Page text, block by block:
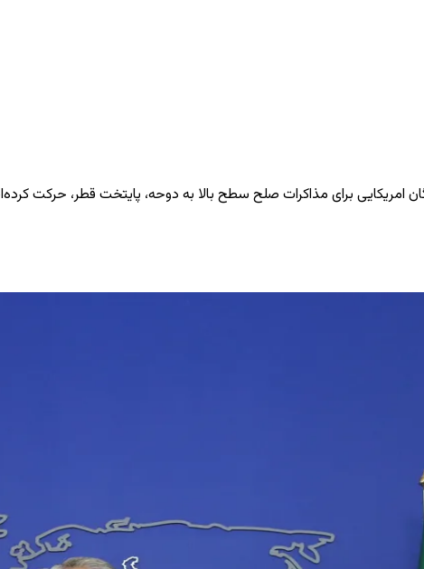
برای مذاکرات صلح سطح بالا به دوحه، پایتخت قطر، حرکت